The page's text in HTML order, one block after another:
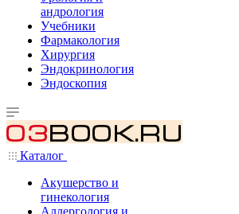
андрология
Учебники
Фармакология
Хирургия
Эндокринология
Эндоскопия
Каталог
Акушерство и
гинекология
Аллергология и